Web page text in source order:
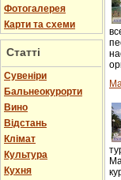
Фотогалерея
Карти та схеми
Статті
Cувеніри
Бальнеокурорти
Вино
Відстань
Клімат
Культура
Кухня